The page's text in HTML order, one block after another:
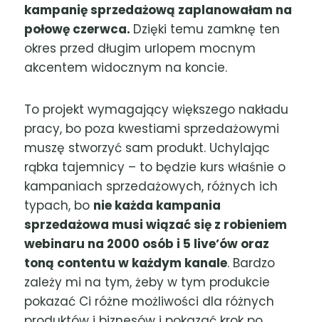
kampanię sprzedażową zaplanowałam na
połowę czerwca. Dzięki temu zamknę ten
okres przed długim urlopem mocnym
akcentem widocznym na koncie.
To projekt wymagający większego nakładu
pracy, bo poza kwestiami sprzedażowymi
muszę stworzyć sam produkt. Uchylając
rąbka tajemnicy – to będzie kurs właśnie o
kampaniach sprzedażowych, różnych ich
typach, bo nie każda kampania
sprzedażowa musi wiązać się z robieniem
webinaru na 2000 osób i 5 live’ów oraz
toną contentu w każdym kanale. Bardzo
zależy mi na tym, żeby w tym produkcie
pokazać Ci różne możliwości dla różnych